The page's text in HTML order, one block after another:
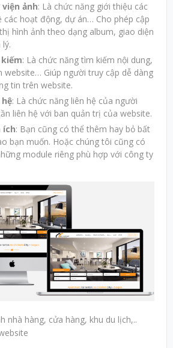
ảnh: Là chức năng giới thiệu các
các hoạt động, dự án… Cho phép cập
hình ảnh theo dạng album, giao diện
: Là chức năng tìm kiếm nội dung,
website… Giúp người truy cập dễ dàng
tin trên website.
: Là chức năng liên hệ của người
liên hệ với ban quản trị của website.
ích: Bạn cũng có thể thêm hay bỏ bất
bạn muốn. Hoặc chúng tôi cũng có
module riêng phù hợp với công ty
nhà hàng, cửa hàng, khu du lịch,..